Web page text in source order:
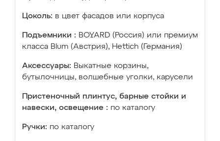
Цоколь: в цвет фасадов или корпуса
Подъемники : BOYARD (Россия) или премиум
класса Blum (Австрия), Hettich (Германия)
Аксессуары: Выкатные корзины,
бутылочницы, волшебные уголки, карусели
Пристеночный плинтус, барные стойки и
навески, освещение : по каталогу
Ручки: по каталогу